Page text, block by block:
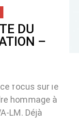
DU
–
focus sur le
hommage à
LM. Déjà